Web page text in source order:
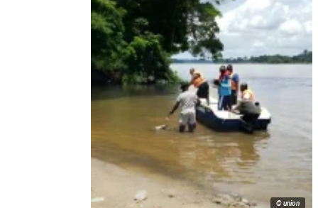
© union